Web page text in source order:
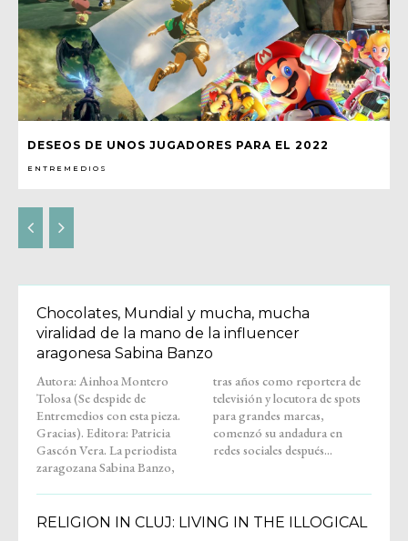
DESEOS DE UNOS JUGADORES PARA EL 2022
ENTREMEDIOS
Chocolates, Mundial y mucha, mucha
viralidad de la mano de la influencer
aragonesa Sabina Banzo
Autora: Ainhoa Montero
Tolosa (Se despide de
Entremedios con esta pieza.
Gracias). Editora: Patricia
Gascón Vera. La periodista
zaragozana Sabina Banzo,
tras años como reportera de
televisión y locutora de spots
para grandes marcas,
comenzó su andadura en
redes sociales después...
RELIGION IN CLUJ: LIVING IN THE ILLOGICAL